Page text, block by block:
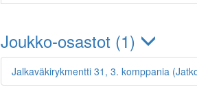
Joukko-osastot (1)
Jalkaväkirykmentti 31, 3. komppania